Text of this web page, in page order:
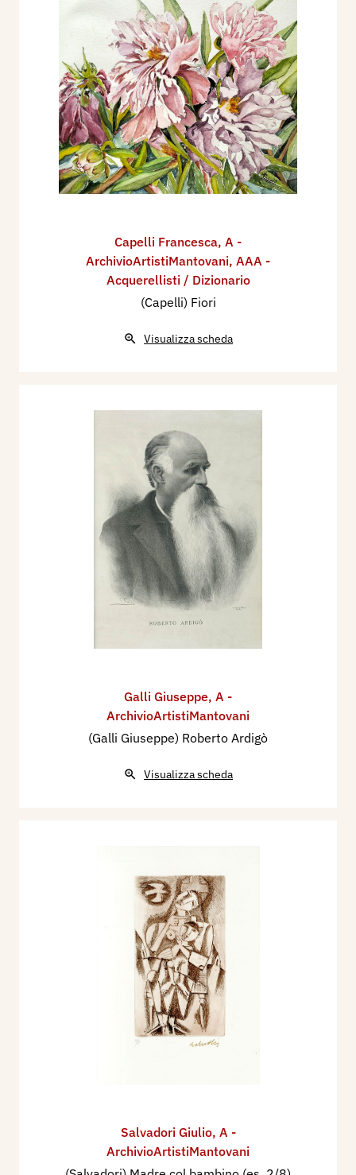
Capelli Francesca, A -
ArchivioArtistiMantovani, AAA -
Acquerellisti / Dizionario
(Capelli) Fiori
Visualizza scheda
Galli Giuseppe, A -
ArchivioArtistiMantovani
(Galli Giuseppe) Roberto Ardigò
Visualizza scheda
Salvadori Giulio, A -
ArchivioArtistiMantovani